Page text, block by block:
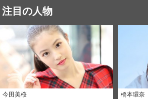
注目の人物
今田美桜 橋本環奈